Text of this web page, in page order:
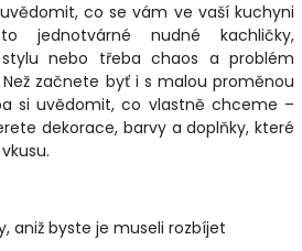
co se vám ve vaší kuchyni
jednotvárné nudné kachličky,
nebo třeba chaos a problém
začnete byť i s malou proměnou
si uvědomit, co vlastně chceme –
dekorace, barvy a doplňky, které
aniž byste je museli rozbíjet